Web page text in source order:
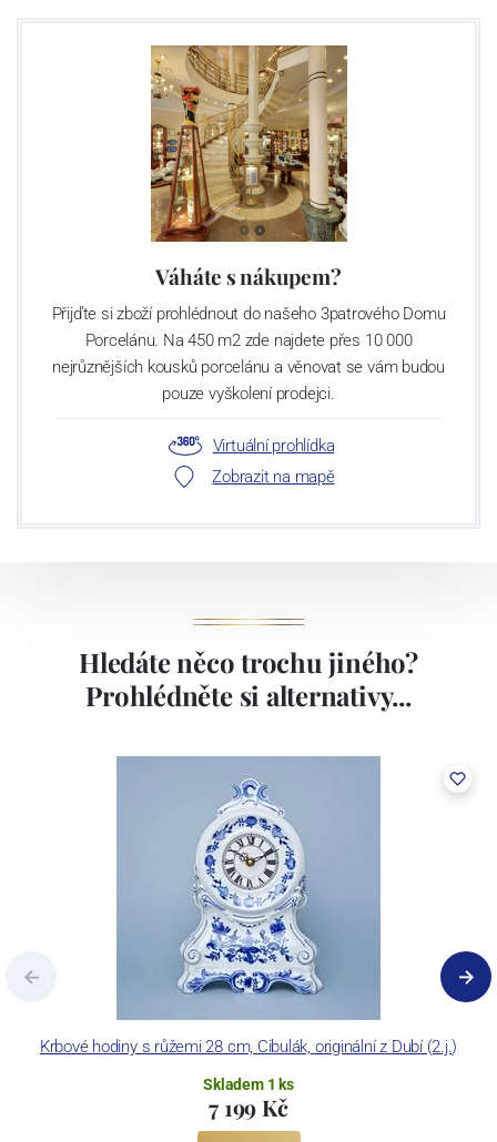
Váháte s nákupem?
Přijďte si zboží prohlédnout do našeho 3patrového Domu
Porcelánu. Na 450 m2 zde najdete přes 10 000
nejrůznějších kousků porcelánu a věnovat se vám budou
pouze vyškolení prodejci.
Virtuální prohlídka
Zobrazit na mapě
Hledáte něco trochu jiného?
Prohlédněte si alternativy...
Krbové hodiny s růžemi 28 cm, Cibulák, originální z Dubí (2.j.)
Skladem 1 ks
7 199 Kč